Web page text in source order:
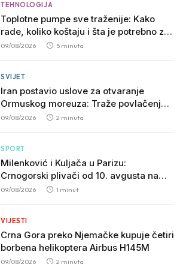
TEHNOLOGIJA
Toplotne pumpe sve traženije: Kako
rade, koliko koštaju i šta je potrebno za
njihovu ugradnju
09/08/2026 5 minuta
SVIJET
Iran postavio uslove za otvaranje
Ormuskog moreuza: Traže povlačenje
SAD i ukidanje sankcija
09/08/2026 2 minuta
SPORT
Milenković i Kuljača u Parizu:
Crnogorski plivači od 10. avgusta na
Evropskom prvenstvu
09/08/2026 1 minut
VIJESTI
Crna Gora preko Njemačke kupuje četiri
borbena helikoptera Airbus H145M
09/08/2026 2 minuta